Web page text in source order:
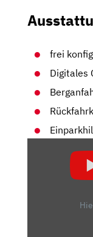
frei
Digitales